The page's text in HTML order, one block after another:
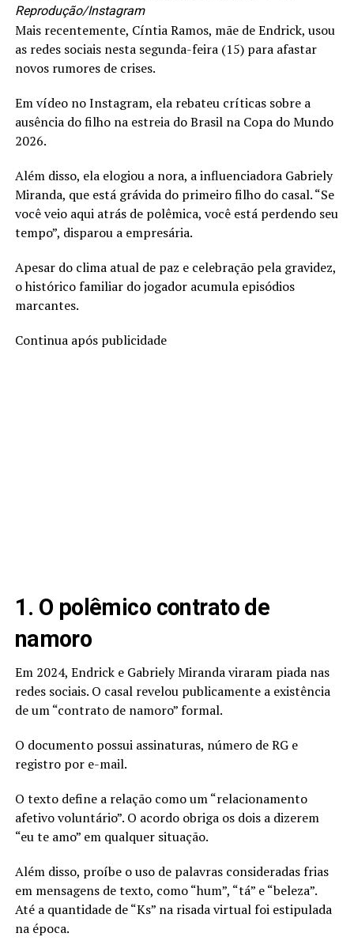
Reprodução/Instagram
Mais recentemente, Cíntia Ramos, mãe de Endrick, usou
as redes sociais nesta segunda-feira (15) para afastar
novos rumores de crises.
Em vídeo no Instagram, ela rebateu críticas sobre a
ausência do filho na estreia do Brasil na Copa do Mundo
2026.
Além disso, ela elogiou a nora, a influenciadora Gabriely
Miranda, que está grávida do primeiro filho do casal. “Se
você veio aqui atrás de polêmica, você está perdendo seu
tempo”, disparou a empresária.
Apesar do clima atual de paz e celebração pela gravidez,
o histórico familiar do jogador acumula episódios
marcantes.
Continua após publicidade
1. O polêmico contrato de
namoro
Em 2024, Endrick e Gabriely Miranda viraram piada nas
redes sociais. O casal revelou publicamente a existência
de um “contrato de namoro” formal.
O documento possui assinaturas, número de RG e
registro por e-mail.
O texto define a relação como um “relacionamento
afetivo voluntário”. O acordo obriga os dois a dizerem
“eu te amo” em qualquer situação.
Além disso, proíbe o uso de palavras consideradas frias
em mensagens de texto, como “hum”, “tá” e “beleza”.
Até a quantidade de “Ks” na risada virtual foi estipulada
na época.